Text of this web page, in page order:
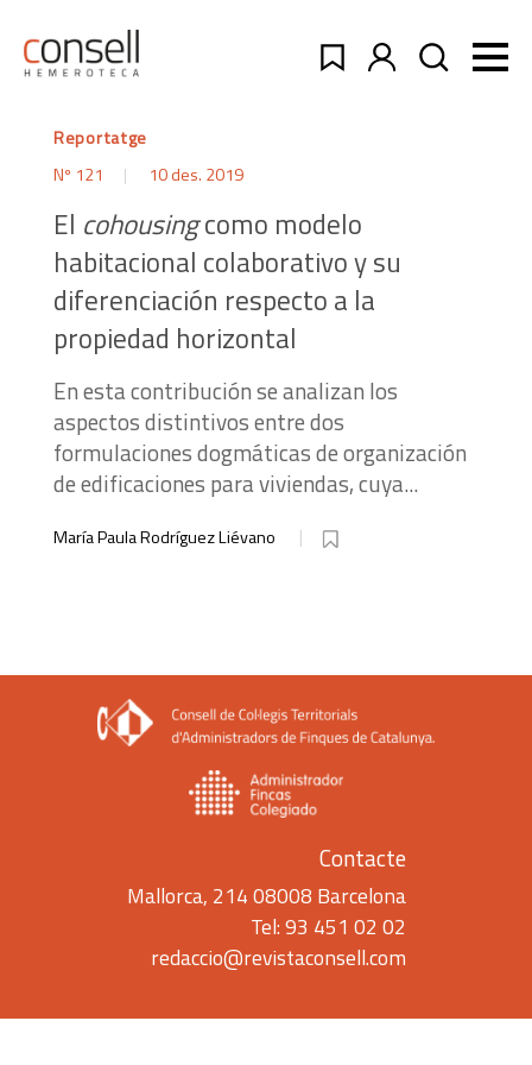
Reportatge
Nº 121
10 des. 2019
El cohousingcomo modelo
habitacional colaborativo y su
diferenciación respecto a la
propiedad horizontal
En esta contribución se analizan los
aspectos distintivos entre dos
formulaciones dogmáticas de organización
de edificaciones para viviendas, cuya...
María Paula Rodríguez Liévano
Contacte
Mallorca, 214 08008 Barcelona
Tel: 93 451 02 02
redaccio@revistaconsell.com